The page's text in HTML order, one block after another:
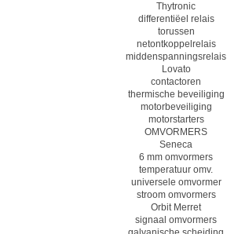
Thytronic
differentiëel relais
torussen
netontkoppelrelais
middenspanningsrelais
Lovato
contactoren
thermische beveiliging
motorbeveiliging
motorstarters
OMVORMERS
Seneca
6 mm omvormers
temperatuur omv.
universele omvormer
stroom omvormers
Orbit Merret
signaal omvormers